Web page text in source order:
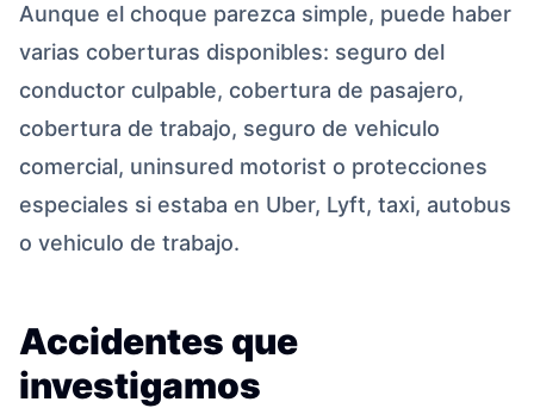
Aunque el choque parezca simple, puede haber
varias coberturas disponibles: seguro del
conductor culpable, cobertura de pasajero,
cobertura de trabajo, seguro de vehiculo
comercial, uninsured motorist o protecciones
especiales si estaba en Uber, Lyft, taxi, autobus
o vehiculo de trabajo.
Accidentes que
investigamos